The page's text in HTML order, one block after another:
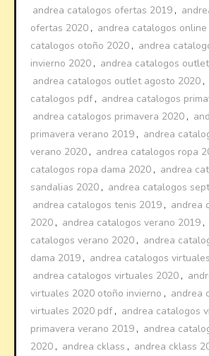
andrea catalogos ofertas 2019 ,
ofertas 2020 , andrea catalogos
catalogos otoño 2020 , andrea
invierno 2020 , andrea catalogos
andrea catalogos outlet agosto 2020 ,
catalogos pdf , andrea catalogos
andrea catalogos primavera 2020 ,
primavera verano 2019 , andrea
verano 2020 , andrea catalogos ropa
catalogos ropa dama 2020 , andrea
sandalias 2020 , andrea catalogos
andrea catalogos tenis 2019 , andrea
2020 , andrea catalogos verano 2019 ,
catalogos verano 2020 , andrea
dama 2019 , andrea catalogos
andrea catalogos virtuales 2020 ,
virtuales 2020 otoño invierno , andrea
virtuales 2020 pdf , andrea catalogos
primavera verano 2019 , andrea
2020 , andrea cklass , andrea cklass